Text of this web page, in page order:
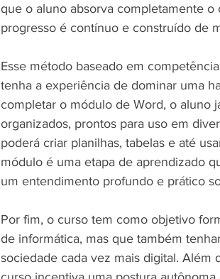
que o aluno absorva completamente
progresso é contínuo e construído de
Esse método baseado em
tenha a experiência de dominar uma
completar o módulo de Word, o aluno
organizados, prontos para uso em
poderá criar planilhas, tabelas e até
módulo é uma etapa de aprendizado
um entendimento profundo e prático
Por fim, o curso tem como objetivo
de informática, mas que também
sociedade cada vez mais digital. Além